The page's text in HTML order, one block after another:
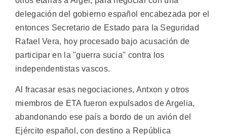
delegación del gobierno español encabezada por el
entonces Secretario de Estado para la Seguridad
Rafael Vera, hoy procesado bajo acusación de
participar en la "guerra sucia" contra los
independentistas vascos.
Al fracasar esas negociaciones, Antxon y otros
miembros de ETA fueron expulsados de Argelia,
abandonando ese país a bordo de un avión del
Ejército español, con destino a República